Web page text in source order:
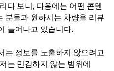
다 보니, 다음에는 어떤 콘텐
분들과 원하시는 차량을 리뷰
늘어나고 있습니다.
는 정보를 노출하지 않으려고
는 민감하지 않는 범위에